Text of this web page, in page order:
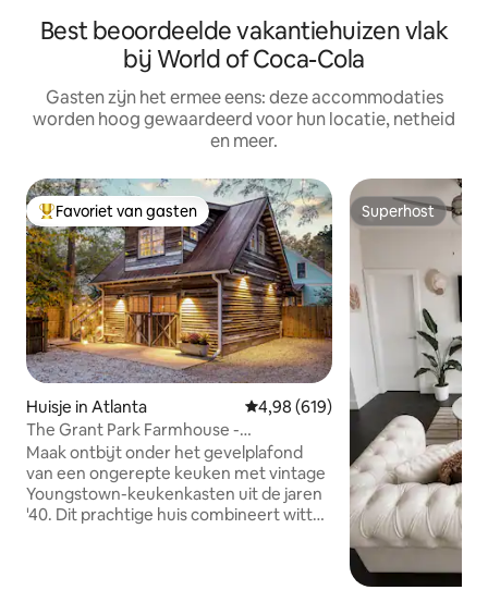
Best beoordeelde vakantiehuizen vlak
bij World of Coca-Cola
Gasten zijn het ermee eens: deze accommodaties
worden hoog gewaardeerd voor hun locatie, netheid
en meer.
Topfavoriet van gasten
Favoriet van gasten
Huisje in Atlanta Gemiddelde beoordeling van
4,98 (619)
The Grant Park Farmhouse -
Authentieke zuidelijke charme
Maak ontbijt onder het gevelplafond
van een ongerepte keuken met vintage
Youngstown-keukenkasten uit de jaren
'40. Dit prachtige huis combineert witte
Superhost
Superhost